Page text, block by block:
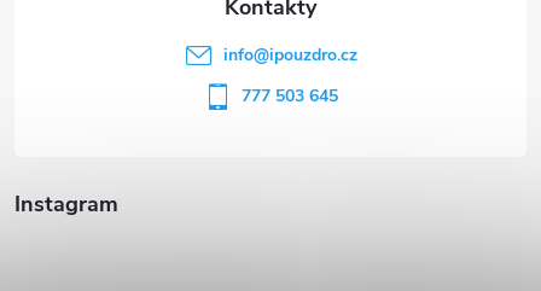
Instagram
info@ipouzdro.cz
777 503 645